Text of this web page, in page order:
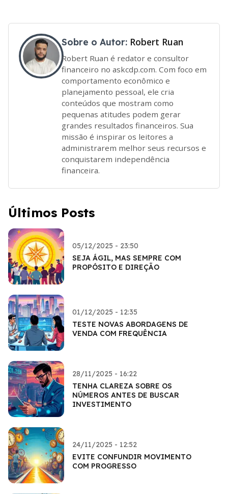
Sobre o Autor: Robert Ruan
Robert Ruan é redator e consultor
financeiro no askcdp.com. Com foco em
comportamento econômico e
planejamento pessoal, ele cria
conteúdos que mostram como
pequenas atitudes podem gerar
grandes resultados financeiros. Sua
missão é inspirar os leitores a
administrarem melhor seus recursos e
conquistarem independência
financeira.
Últimos Posts
05/12/2025 - 23:50
SEJA ÁGIL, MAS SEMPRE COM
PROPÓSITO E DIREÇÃO
01/12/2025 - 12:35
TESTE NOVAS ABORDAGENS DE
VENDA COM FREQUÊNCIA
28/11/2025 - 16:22
TENHA CLAREZA SOBRE OS
NÚMEROS ANTES DE BUSCAR
INVESTIMENTO
24/11/2025 - 12:52
EVITE CONFUNDIR MOVIMENTO
COM PROGRESSO